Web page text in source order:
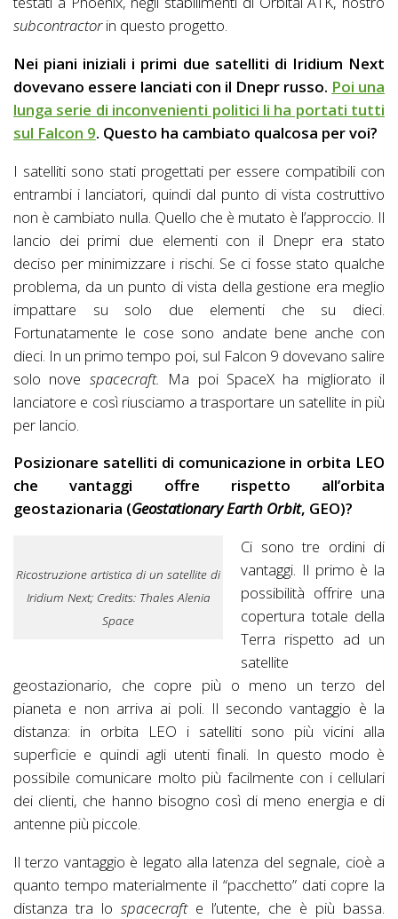
subcontractorin questo progetto.
Nei piani iniziali i primi due satelliti di Iridium Next
dovevano essere lanciati con il Dnepr russo. Poi una
lunga serie di inconvenienti politici li ha portati tutti
sul Falcon 9. Questo ha cambiato qualcosa per voi?
I satelliti sono stati progettati per essere compatibili con
entrambi i lanciatori, quindi dal punto di vista costruttivo
non è cambiato nulla. Quello che è mutato è l’approccio. Il
lancio dei primi due elementi con il Dnepr era stato
deciso per minimizzare i rischi. Se ci fosse stato qualche
problema, da un punto di vista della gestione era meglio
impattare su solo due elementi che su dieci.
Fortunatamente le cose sono andate bene anche con
dieci. In un primo tempo poi, sul Falcon 9 dovevano salire
solo nove spacecraft. Ma poi SpaceX ha migliorato il
lanciatore e così riusciamo a trasportare un satellite in più
per lancio.
Posizionare satelliti di comunicazione in orbita LEO
che vantaggi offre rispetto all’orbita
geostazionaria (GeostationaryEarth Orbit, GEO)?
Ricostruzione artistica di un satellite di
Iridium Next; Credits: Thales Alenia
Space
Ci sono tre ordini di
vantaggi. Il primo è la
possibilità offrire una
copertura totale della
Terra rispetto ad un
satellite
geostazionario, che copre più o meno un terzo del
pianeta e non arriva ai poli. Il secondo vantaggio è la
distanza: in orbita LEO i satelliti sono più vicini alla
superficie e quindi agli utenti finali. In questo modo è
possibile comunicare molto più facilmente con i cellulari
dei clienti, che hanno bisogno così di meno energia e di
antenne più piccole.
Il terzo vantaggio è legato alla latenza del segnale, cioè a
quanto tempo materialmente il “pacchetto” dati copre la
distanza tra lo spacecrafte l’utente, che è più bassa.